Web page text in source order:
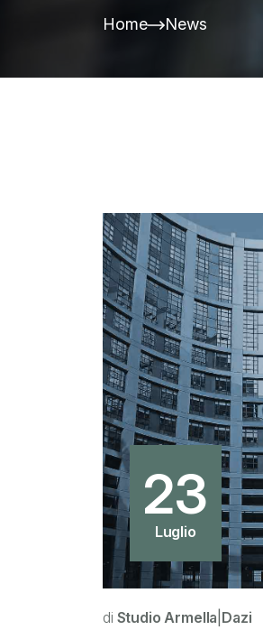
Home News
23
Luglio
di Studio Armella Dazi